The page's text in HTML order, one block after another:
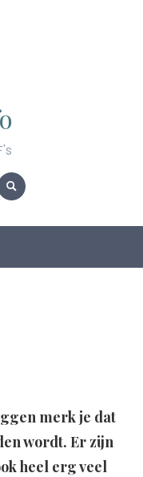
merk je dat
wordt. Er zijn
heel erg veel